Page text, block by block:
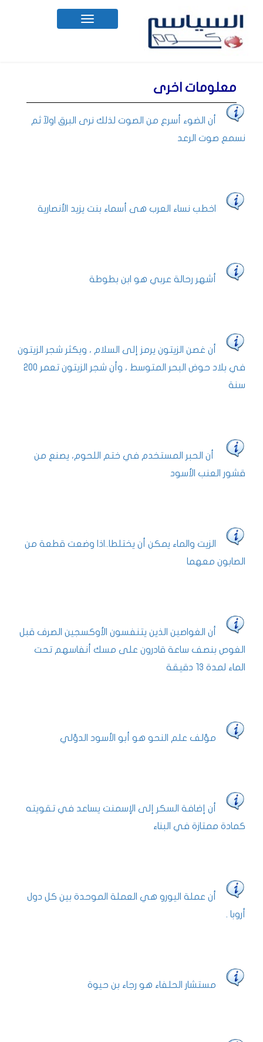
Toggle
navigation
معلومات اخرى
أن الضوء أسرع من الصوت لذلك نرى البرق اولآ ثم
نسمع صوت الرعد
اخطب نساء العرب هى أسماء بنت يزيد الأنصارية
أشهر رحالة عربي هو ابن بطوطة
أن غصن الزيتون يرمز إلى السلام ، ويكثر شجر الزيتون
في بلاد حوض البحر المتوسط ، وأن شجر الزيتون تعمر ٢٠٠
سنة
أن الحبر المستخدم في ختم اللحوم، يصنع من
قشور العنب الأسود
الزيت والماء يمكن أن يختلطا..اذا وضعت قطعة من
الصابون معهما
أن الغواصين الذين يتنفسون الأوكسجين الصرف قبل
الغوص بنصف ساعة قادرون على مسك أنفاسهم تحت
الماء لمدة 13 دقيقة
مؤلف علم النحو هو أبو الأسود الدؤلي
أن إضافة السكر إلى الإسمنت يساعد في تقويته
كمادة ممتازة في البناء
أن عملة اليورو هي العملة الموحدة بين كل دول
أروبا .
مستشار الحلفاء هو رجاء بن حيوة